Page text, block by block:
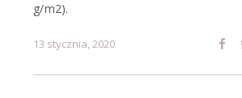
g/m2).
13 stycznia, 2020